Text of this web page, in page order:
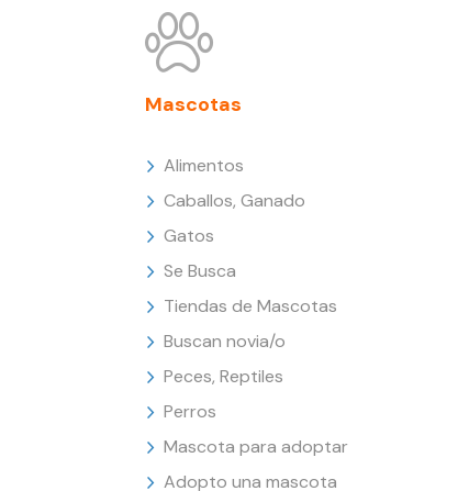
Mascotas
Alimentos
Caballos, Ganado
Gatos
Se Busca
Tiendas de Mascotas
Buscan novia/o
Peces, Reptiles
Perros
Mascota para adoptar
Adopto una mascota